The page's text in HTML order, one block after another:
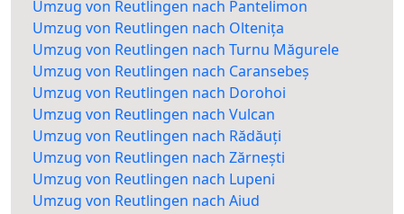
Umzug von Reutlingen nach Pantelimon
Umzug von Reutlingen nach Oltenița
Umzug von Reutlingen nach Turnu Măgurele
Umzug von Reutlingen nach Caransebeș
Umzug von Reutlingen nach Dorohoi
Umzug von Reutlingen nach Vulcan
Umzug von Reutlingen nach Rădăuți
Umzug von Reutlingen nach Zărnești
Umzug von Reutlingen nach Lupeni
Umzug von Reutlingen nach Aiud